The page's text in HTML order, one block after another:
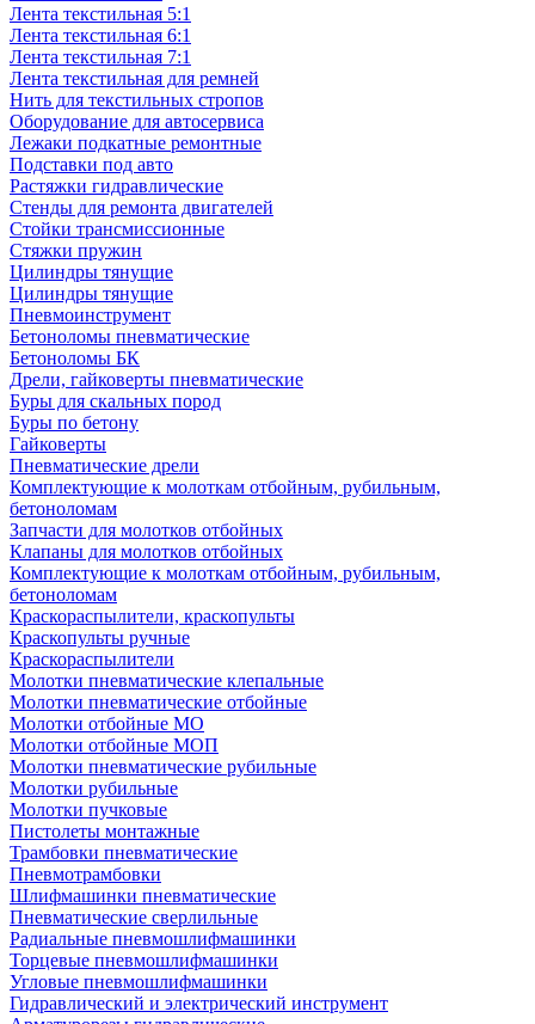
Лента текстильная 5:1
Лента текстильная 6:1
Лента текстильная 7:1
Лента текстильная для ремней
Нить для текстильных стропов
Оборудование для автосервиса
Лежаки подкатные ремонтные
Подставки под авто
Растяжки гидравлические
Стенды для ремонта двигателей
Стойки трансмиссионные
Стяжки пружин
Цилиндры тянущие
Цилиндры тянущие
Пневмоинструмент
Бетоноломы пневматические
Бетоноломы БК
Дрели, гайковерты пневматические
Буры для скальных пород
Буры по бетону
Гайковерты
Пневматические дрели
Комплектующие к молоткам отбойным, рубильным,
бетоноломам
Запчасти для молотков отбойных
Клапаны для молотков отбойных
Комплектующие к молоткам отбойным, рубильным,
бетоноломам
Краскораспылители, краскопульты
Краскопульты ручные
Краскораспылители
Молотки пневматические клепальные
Молотки пневматические отбойные
Молотки отбойные МО
Молотки отбойные МОП
Молотки пневматические рубильные
Молотки рубильные
Молотки пучковые
Пистолеты монтажные
Трамбовки пневматические
Пневмотрамбовки
Шлифмашинки пневматические
Пневматические сверлильные
Радиальные пневмошлифмашинки
Торцевые пневмошлифмашинки
Угловые пневмошлифмашинки
Гидравлический и электрический инструмент